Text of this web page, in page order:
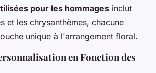
pour les hommages inclut
et les chrysanthèmes, chacune
unique à l'arrangement floral.
en Fonction des